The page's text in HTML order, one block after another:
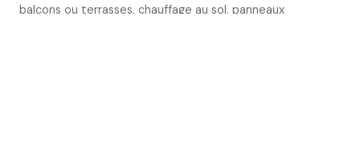
balcons ou terrasses, chauffage au sol, panneaux